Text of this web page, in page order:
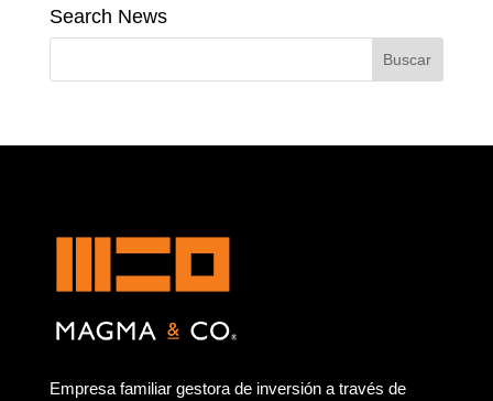
Search News
Empresa familiar gestora de inversión a través de